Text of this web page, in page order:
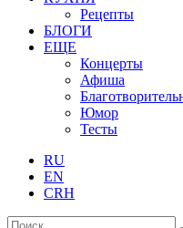
Рецепты
БЛОГИ
ЕЩЕ
Концерты
Афиша
Юмор
Тесты
RU
EN
CRH